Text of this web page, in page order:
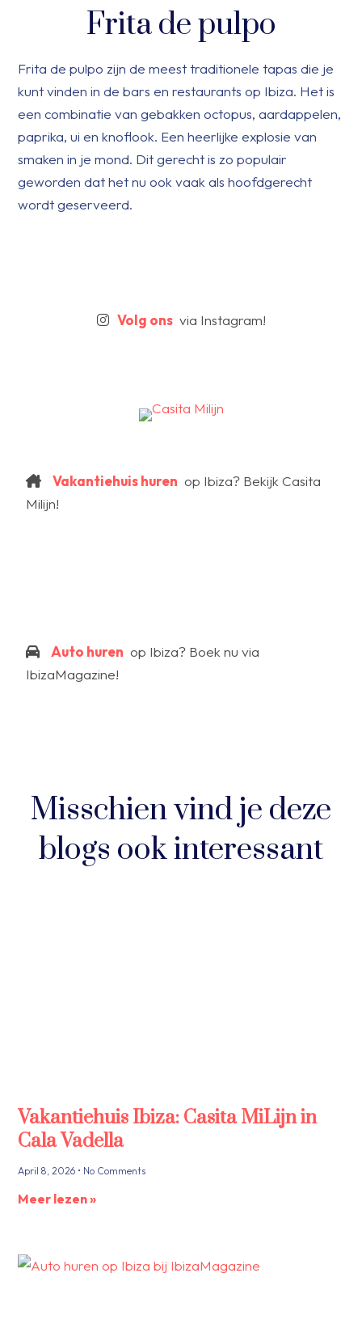
Frita de pulpo
Frita de pulpo zijn de meest traditionele tapas die je
kunt vinden in de bars en restaurants op Ibiza. Het is
een combinatie van gebakken octopus, aardappelen,
paprika, ui en knoflook. Een heerlijke explosie van
smaken in je mond. Dit gerecht is zo populair
geworden dat het nu ook vaak als hoofdgerecht
wordt geserveerd.
Volg onsvia Instagram!
Vakantiehuis huren op Ibiza? Bekijk Casita
Milijn!
Auto huren op Ibiza? Boek nu via
IbizaMagazine!
Misschien vind je deze
blogs ook interessant
Vakantiehuis Ibiza: Casita MiLijn in
Cala Vadella
April 8, 2026 No Comments
Meer lezen »